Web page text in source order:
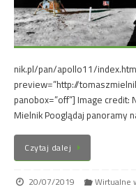
nik.pl/pan/apollo11/
preview=”http://
panobox=”off”] Image credit:
Mielnik Pooglądaj panoramy
Czytaj dalej
20/07/2019 Wirtualne